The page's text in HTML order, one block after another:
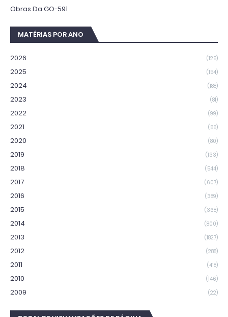
Obras Da GO-591
MATÉRIAS POR ANO
2026 (125)
2025 (154)
2024 (188)
2023 (81)
2022 (99)
2021 (55)
2020 (80)
2019 (133)
2018 (544)
2017 (607)
2016 (389)
2015 (368)
2014 (800)
2013 (1827)
2012 (288)
2011 (418)
2010 (146)
2009 (22)